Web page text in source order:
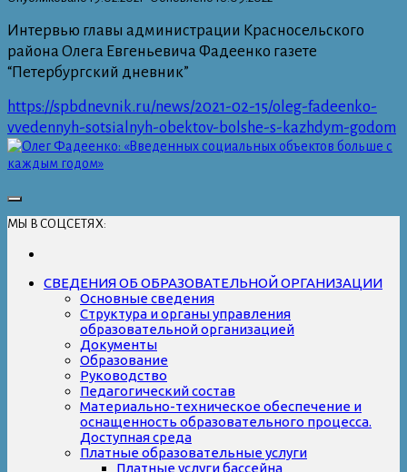
Интервью главы администрации Красносельского
района Олега Евгеньевича Фадеенко газете
“Петербургский дневник”
https://spbdnevnik.ru/news/2021-02-15/oleg-fadeenko-
vvedennyh-sotsialnyh-obektov-bolshe-s-kazhdym-godom
МЫ В СОЦСЕТЯХ:
СВЕДЕНИЯ ОБ ОБРАЗОВАТЕЛЬНОЙ ОРГАНИЗАЦИИ
Основные сведения
Структура и органы управления
образовательной организацией
Документы
Образование
Руководство
Педагогический состав
Материально-техническое обеспечение и
оснащенность образовательного процесса.
Доступная среда
Платные образовательные услуги
Платные услуги бассейна